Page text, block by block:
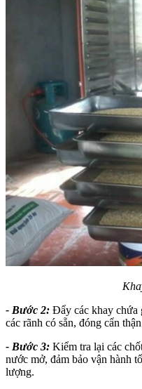
- Bước 2: Đẩy các khay chứa
các rãnh có sẵn, đóng cẩn
- Bước 3: Kiểm tra lại các
nước mở, đảm bảo vận hành
lượng.